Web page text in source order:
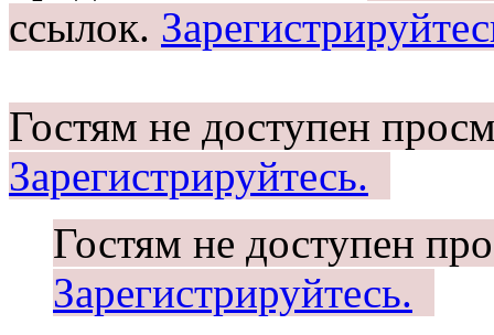
ссылок.
Гостям не доступен
Зарегистрируйтесь.
Гостям не доступен
Зарегистрируйтесь.